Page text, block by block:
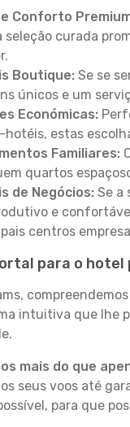
Conforto
seleção curada
Boutique: Se se
únicos e um
Económicas:
hotéis, estas
Familiares:
quartos
de Negócios: Se a
e
centros
para o
intuitiva que lhe
mais do que
seus voos até
para que